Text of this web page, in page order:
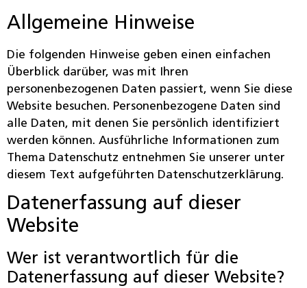
Allgemeine Hinweise
Die folgenden Hinweise geben einen einfachen
Überblick darüber, was mit Ihren
personenbezogenen Daten passiert, wenn Sie diese
Website besuchen. Personenbezogene Daten sind
alle Daten, mit denen Sie persönlich identifiziert
werden können. Ausführliche Informationen zum
Thema Datenschutz entnehmen Sie unserer unter
diesem Text aufgeführten Datenschutzerklärung.
Datenerfassung auf dieser
Website
Wer ist verantwortlich für die
Datenerfassung auf dieser Website?